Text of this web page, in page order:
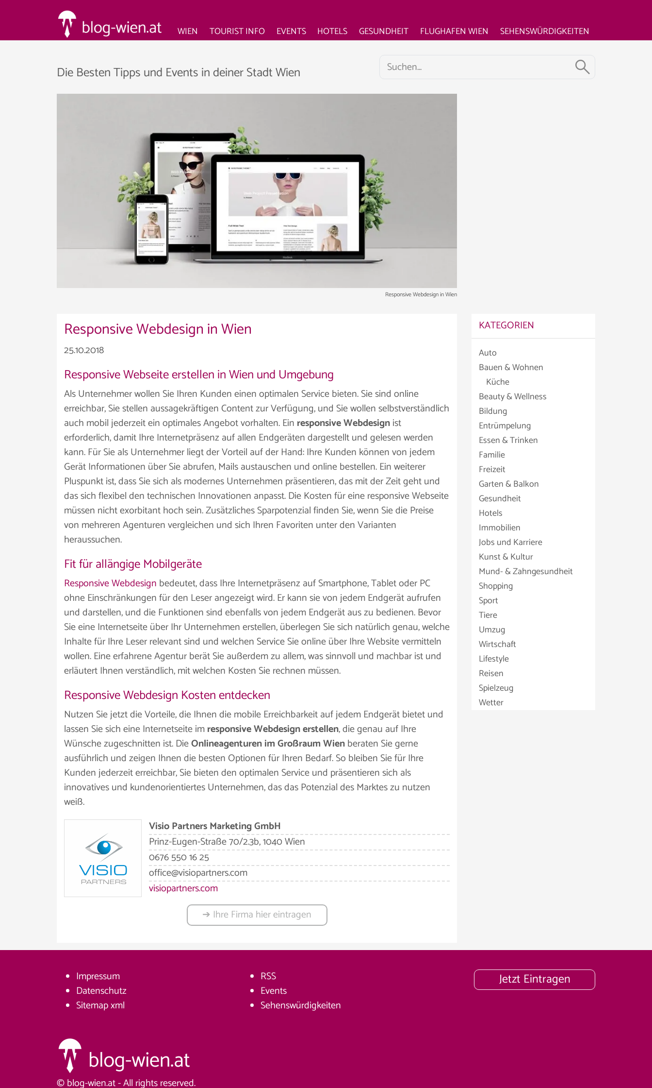
WIEN TOURIST INFO EVENTS HOTELS GESUNDHEIT FLUGHAFEN WIEN SEHENSWÜRDIGKEITEN
Die Besten Tipps und Events in deiner Stadt Wien
Responsive Webdesign in Wien
Responsive Webdesign in Wien
25.10.2018
Responsive Webseite erstellen in Wien und Umgebung
Als Unternehmer wollen Sie Ihren Kunden einen optimalen Service bieten. Sie sind online
erreichbar, Sie stellen aussagekräftigen Content zur Verfügung, und Sie wollen selbstverständlich
auch mobil jederzeit ein optimales Angebot vorhalten. Ein responsive Webdesignist
erforderlich, damit Ihre Internetpräsenz auf allen Endgeräten dargestellt und gelesen werden
kann. Für Sie als Unternehmer liegt der Vorteil auf der Hand: Ihre Kunden können von jedem
Gerät Informationen über Sie abrufen, Mails austauschen und online bestellen. Ein weiterer
Pluspunkt ist, dass Sie sich als modernes Unternehmen präsentieren, das mit der Zeit geht und
das sich flexibel den technischen Innovationen anpasst. Die Kosten für eine responsive Webseite
müssen nicht exorbitant hoch sein. Zusätzliches Sparpotenzial finden Sie, wenn Sie die Preise
von mehreren Agenturen vergleichen und sich Ihren Favoriten unter den Varianten
heraussuchen.
Fit für allängige Mobilgeräte
Responsive Webdesign bedeutet, dass Ihre Internetpräsenz auf Smartphone, Tablet oder PC
ohne Einschränkungen für den Leser angezeigt wird. Er kann sie von jedem Endgerät aufrufen
und darstellen, und die Funktionen sind ebenfalls von jedem Endgerät aus zu bedienen. Bevor
Sie eine Internetseite über Ihr Unternehmen erstellen, überlegen Sie sich natürlich genau, welche
Inhalte für Ihre Leser relevant sind und welchen Service Sie online über Ihre Website vermitteln
wollen. Eine erfahrene Agentur berät Sie außerdem zu allem, was sinnvoll und machbar ist und
erläutert Ihnen verständlich, mit welchen Kosten Sie rechnen müssen.
Responsive Webdesign Kosten entdecken
Nutzen Sie jetzt die Vorteile, die Ihnen die mobile Erreichbarkeit auf jedem Endgerät bietet und
lassen Sie sich eine Internetseite imresponsive Webdesign erstellen, die genau auf Ihre
Wünsche zugeschnitten ist. DieOnlineagenturen im Großraum Wienberaten Sie gerne
ausführlich und zeigen Ihnen die besten Optionen für Ihren Bedarf. So bleiben Sie für Ihre
Kunden jederzeit erreichbar, Sie bieten den optimalen Service und präsentieren sich als
innovatives und kundenorientiertes Unternehmen, das das Potenzial des Marktes zu nutzen
weiß.
Visio Partners Marketing GmbH
Prinz-Eugen-Straße 70/2.3b, 1040 Wien
0676 550 16 25
office@visiopartners.com
visiopartners.com
➔ Ihre Firma hier eintragen
KATEGORIEN
Auto
Bauen & Wohnen
Küche
Beauty & Wellness
Bildung
Entrümpelung
Essen & Trinken
Familie
Freizeit
Garten & Balkon
Gesundheit
Hotels
Immobilien
Jobs und Karriere
Kunst & Kultur
Mund- & Zahngesundheit
Shopping
Sport
Tiere
Umzug
Wirtschaft
Lifestyle
Reisen
Spielzeug
Wetter
Impressum
Datenschutz
Sitemapxml
RSS
Events
Sehenswürdigkeiten
Jetzt Eintragen
© blog-wien.at - All rights reserved.